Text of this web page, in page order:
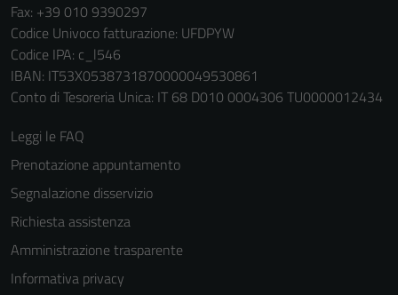
Fax: +39 010 9390297
Codice Univoco fatturazione: UFDPYW
Codice IPA: c_l546
IBAN: IT53X0538731870000049530861
Conto di Tesoreria Unica: IT 68 D010 0004306 TU0000012434
Leggi le FAQ
Prenotazione appuntamento
Segnalazione disservizio
Richiesta assistenza
Amministrazione trasparente
Informativa privacy
una serie di
(si veda la
Cookie policy